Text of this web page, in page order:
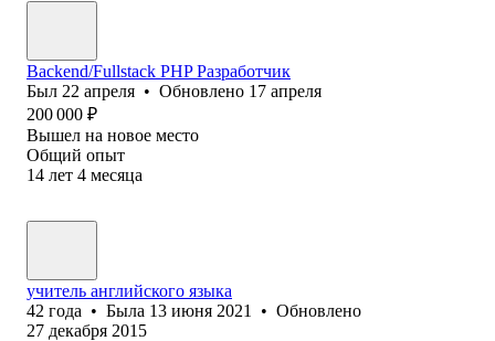
Backend/Fullstack PHP Разработчик
Был 22 апреля • Обновлено 17 апреля
200 000 ₽
Вышел на новое место
Общий опыт
14 лет 4 месяца
учитель английского языка
42 года • Была 13 июня 2021 • Обновлено
27 декабря 2015